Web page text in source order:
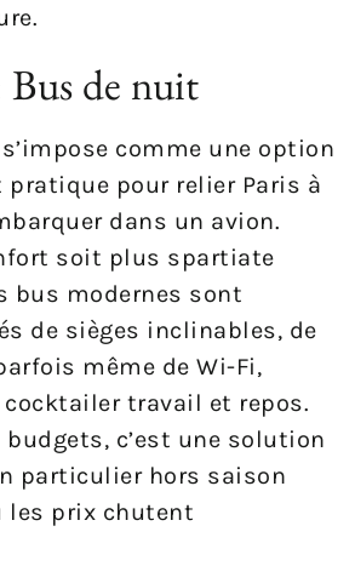
de nuit
comme une option
pratique pour relier Paris à
dans un avion.
soit plus spartiate
bus modernes sont
de sièges inclinables, de
même de Wi-Fi,
travail et repos.
c’est une solution
particulier hors saison
les prix chutent